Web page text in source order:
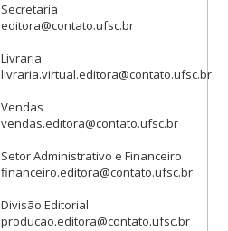
Secretaria
editora@contato.ufsc.br
Livraria
livraria.virtual.editora@contato.ufsc.br
Vendas
vendas.editora@contato.ufsc.br
Setor Administrativo e Financeiro
financeiro.editora@contato.ufsc.br
Divisão Editorial
producao.editora@contato.ufsc.br